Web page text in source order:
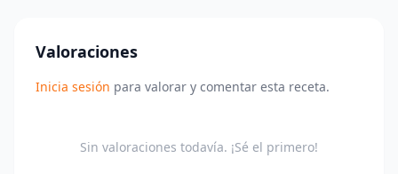
Valoraciones
Inicia sesión para valorar y comentar esta receta.
Sin valoraciones todavía. ¡Sé el primero!